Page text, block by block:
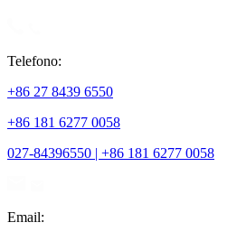
Telefono:
+86 27 8439 6550
+86 181 6277 0058
027-84396550 | +86 181 6277 0058
Email: